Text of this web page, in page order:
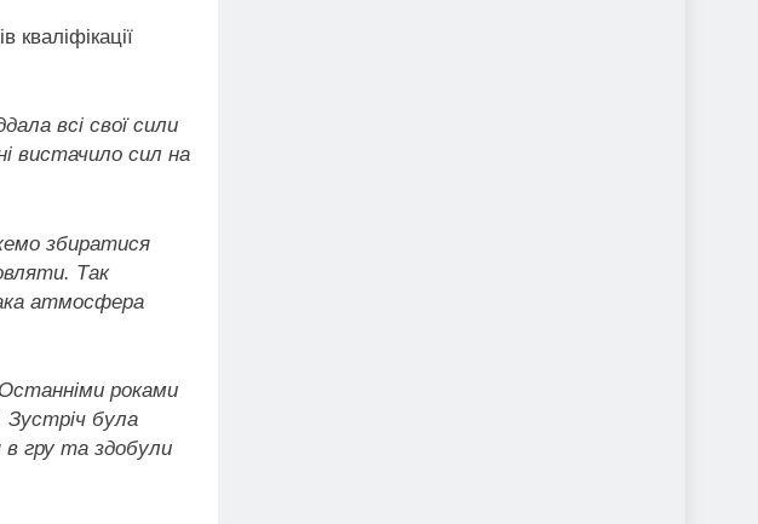
кваліфікації
всі свої сили
вистачило сил на
збиратися
Так
атмосфера
роками
Зустріч була
в гру та здобули